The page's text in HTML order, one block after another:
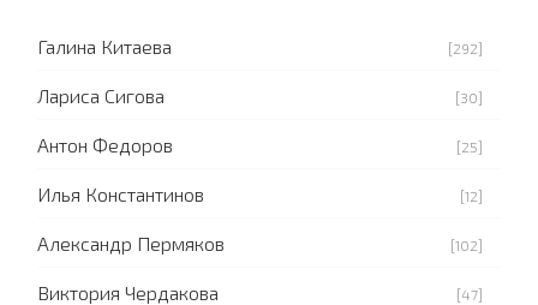
Галина Китаева [292]
Лариса Сигова [30]
Антон Федоров [25]
Илья Константинов [12]
Александр Пермяков [102]
Виктория Чердакова [47]